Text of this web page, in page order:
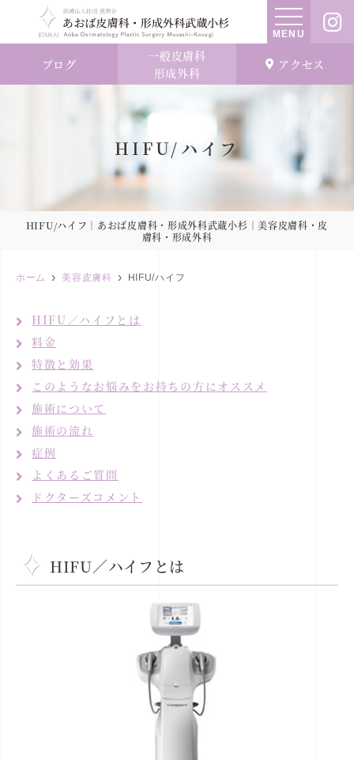
MENU
ブログ
一般皮膚科
形成外科
アクセス
HIFU/ハイフ
HIFU/ハイフ｜あおば皮膚科・形成外科武蔵小杉｜美容皮膚科・皮
膚科・形成外科
ホーム 美容皮膚科 HIFU/ハイフ
HIFU／ハイフとは
料金
特徴と効果
このようなお悩みをお持ちの方にオススメ
施術について
施術の流れ
症例
よくあるご質問
ドクターズコメント
HIFU／ハイフとは